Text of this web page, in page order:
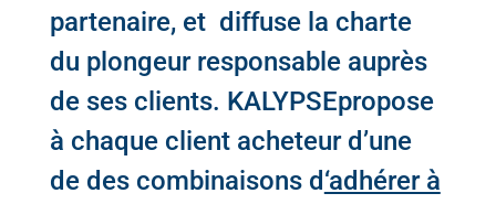
partenaire, et diffuse la charte
du plongeur responsable auprès
de ses clients. KALYPSEpropose
à chaque client acheteur d’une
de des combinaisons d‘adhérer à